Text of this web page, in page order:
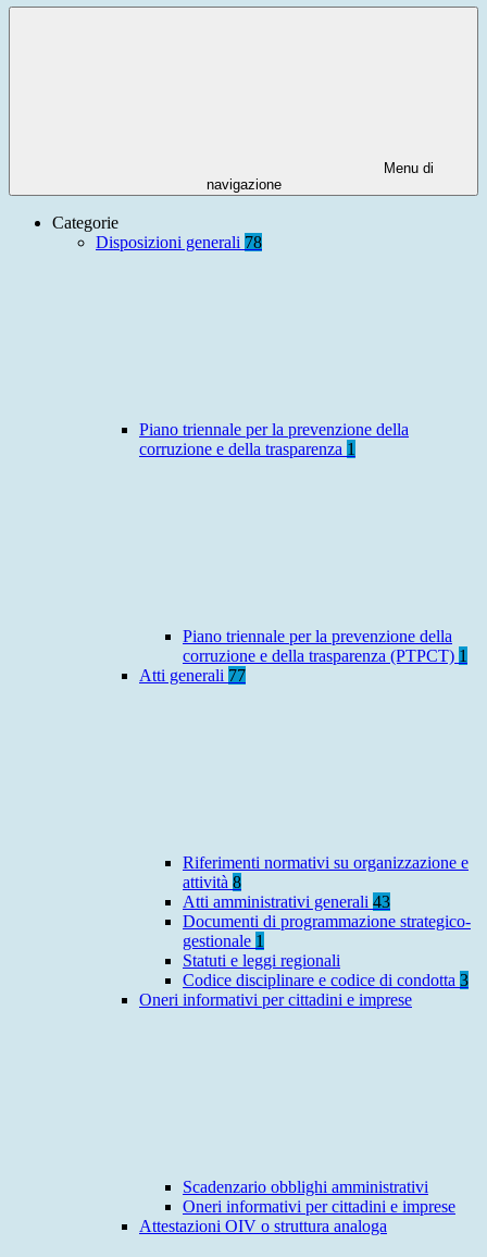
Menu di
navigazione
Categorie
Disposizioni generali 78
Piano triennale per la prevenzione della
corruzione e della trasparenza 1
Piano triennale per la prevenzione della
corruzione e della trasparenza (PTPCT) 1
Atti generali 77
Riferimenti normativi su organizzazione e
attività 8
Atti amministrativi generali 43
Documenti di programmazione strategico-
gestionale 1
Statuti e leggi regionali
Codice disciplinare e codice di condotta 3
Oneri informativi per cittadini e imprese
Scadenzario obblighi amministrativi
Oneri informativi per cittadini e imprese
Attestazioni OIV o struttura analoga